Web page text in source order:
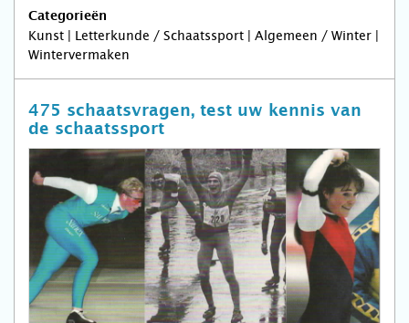
Categorieën
Kunst | Letterkunde / Schaatssport | Algemeen / Winter |
Wintervermaken
475 schaatsvragen, test uw kennis van
de schaatssport